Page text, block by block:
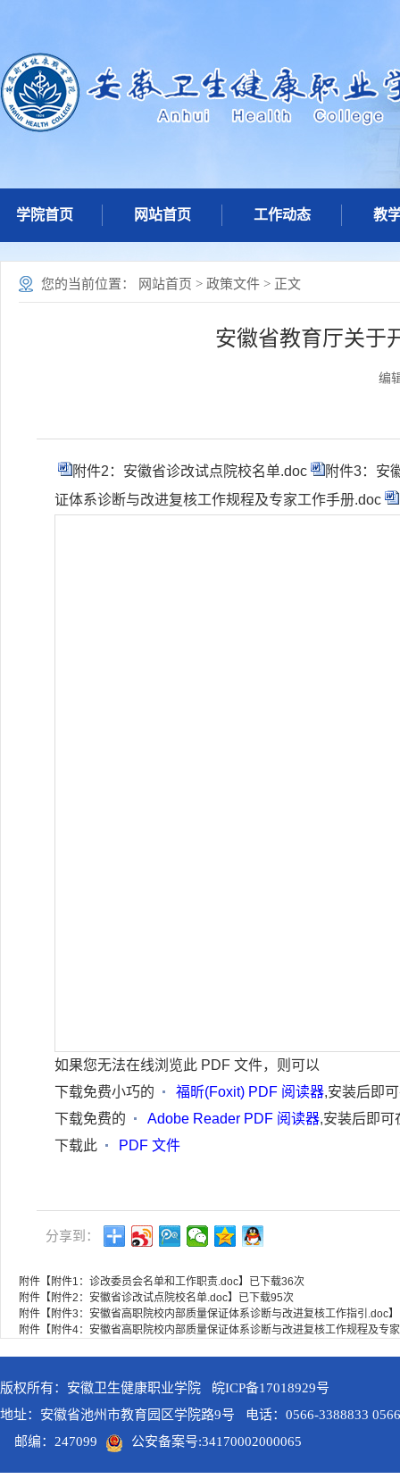
学院首页 网站首页 工作动态 教
您的当前位置： 网站首页 > 政策文件 > 正文
安徽省教育厅关于
编
附件2：安徽省诊改试点院校名单.doc
附件3：安
证体系诊断与改进复核工作规程及专家工作手册.doc
如果您无法在线浏览此 PDF 文件，则可以
下载免费小巧的
福昕(Foxit) PDF 阅读器,安装后即
下载免费的
Adobe Reader PDF 阅读器,安装后即
下载此
PDF 文件
分享到：
附件【 附件1：诊改委员会名单和工作职责.doc】已下载36次
附件【 附件2：安徽省诊改试点院校名单.doc】已下载95次
附件【 附件3：安徽省高职院校内部质量保证体系诊断与改进复核工作指引.doc
附件【 附件4：安徽省高职院校内部质量保证体系诊断与改进复核工作规程及专
版权所有：安徽卫生健康职业学院 皖ICP备17018929号
地址：安徽省池州市教育园区学院路9号 电话：0566-3388833
邮编：247099
公安备案号:34170002000065